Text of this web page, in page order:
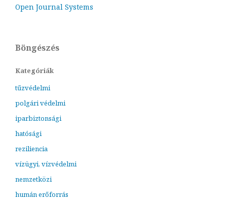
Open Journal Systems
Böngészés
Kategóriák
tűzvédelmi
polgári védelmi
iparbiztonsági
hatósági
reziliencia
vízügyi, vízvédelmi
nemzetközi
humán erőforrás